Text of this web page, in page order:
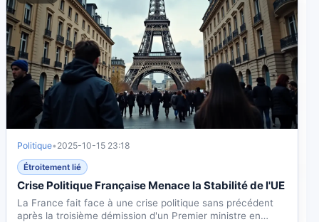
Politique• 2025-10-15 23:18
Étroitement lié
Crise Politique Française Menace la Stabilité de l'UE
La France fait face à une crise politique sans précédent
après la troisième démission d'un Premier ministre en